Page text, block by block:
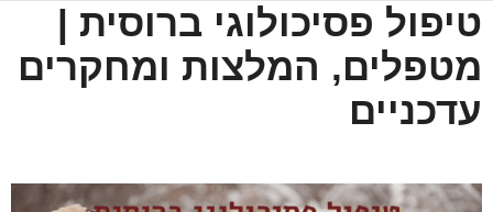
טיפול פסיכולוגי ברוסית |
מטפלים, המלצות ומחקרים
עדכניים